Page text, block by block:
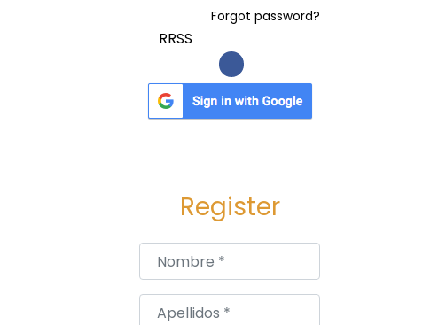
Forgot password?
RRSS
Register
Nombre*
Apellidos*